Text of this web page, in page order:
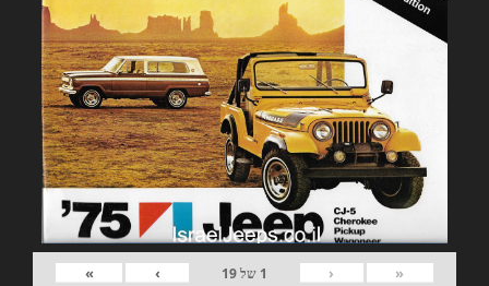
«
‹
1 של19
›
»